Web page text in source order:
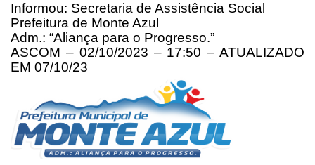
Informou: Secretaria de Assistência Social
Prefeitura de Monte Azul
Adm.: “Aliança para o Progresso.”
ASCOM – 02/10/2023 – 17:50 – ATUALIZADO
EM 07/10/23